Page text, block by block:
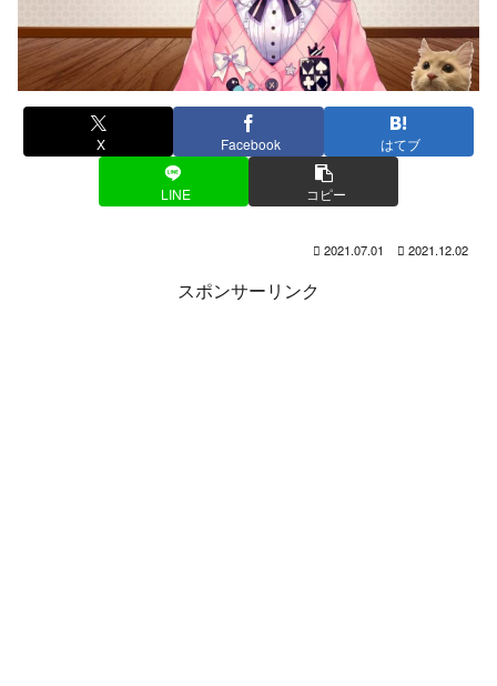
X Facebook はてブ
LINE コピー
2021.07.01 2021.12.02
スポンサーリンク